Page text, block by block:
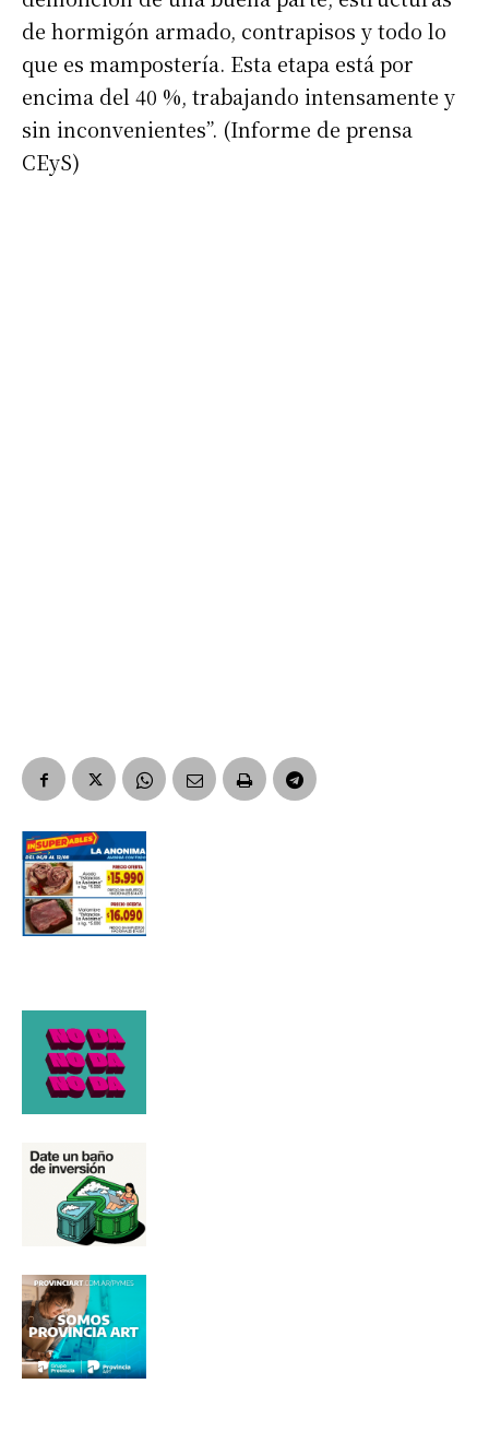
Suscribirme gratis
de hormigón armado, contrapisos y todo lo
que es mampostería. Esta etapa está por
encima del 40 %, trabajando intensamente y
sin inconvenientes”. (Informe de prensa
CEyS)